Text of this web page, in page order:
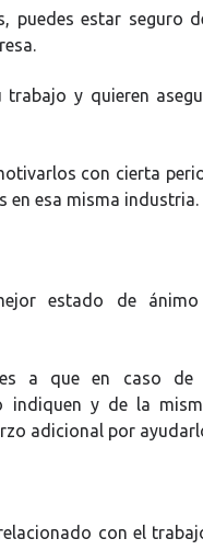
puedes estar seguro
y quieren
con cierta
en esa misma industria.
estado de ánimo
a que en caso de
indiquen y de la
adicional por
con el